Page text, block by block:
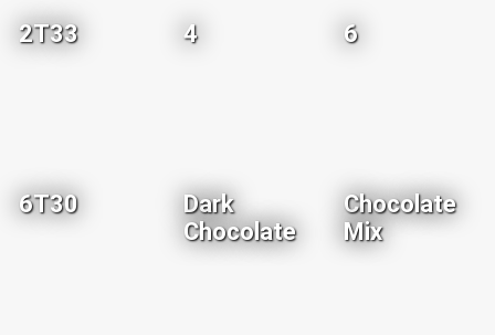
2T33 4 6
6T30
Dark
Chocolate
Chocolate
Mix